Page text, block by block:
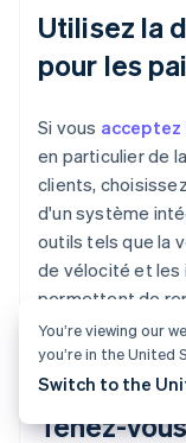
Utilisez la
pour les
Si vous
en particulier de
clients,
d'un système
outils tels que la
de vélocité et les
permettent de
qu'elles
Tenez-
You’re viewing our
you’re in the United
Switch to the